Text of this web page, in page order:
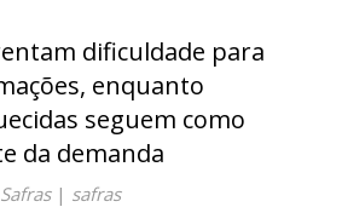
dificuldade para
enquanto
seguem como
da demanda
| safras